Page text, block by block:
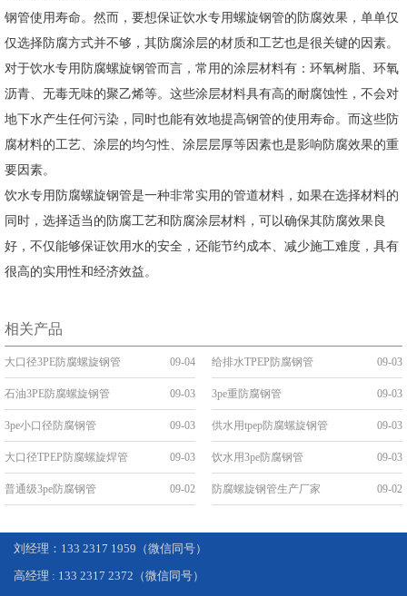
钢管使用寿命。然而，要想保证饮水专用螺旋钢管的防腐效果，单单仅
仅选择防腐方式并不够，其防腐涂层的材质和工艺也是很关键的因素。
对于饮水专用防腐螺旋钢管而言，常用的涂层材料有：环氧树脂、环氧
沥青、无毒无味的聚乙烯等。这些涂层材料具有高的耐腐蚀性，不会对
地下水产生任何污染，同时也能有效地提高钢管的使用寿命。而这些防
腐材料的工艺、涂层的均匀性、涂层层厚等因素也是影响防腐效果的重
要因素。
饮水专用防腐螺旋钢管是一种非常实用的管道材料，如果在选择材料的
同时，选择适当的防腐工艺和防腐涂层材料，可以确保其防腐效果良
好，不仅能够保证饮用水的安全，还能节约成本、减少施工难度，具有
很高的实用性和经济效益。
相关产品
大口径3PE防腐螺旋钢管 09-04 给排水TPEP防腐钢管 09-03
石油3PE防腐螺旋钢管 09-03 3pe重防腐钢管 09-03
3pe小口径防腐钢管 09-03 供水用tpep防腐螺旋钢管 09-03
大口径TPEP防腐螺旋焊管 09-03 饮水用3pe防腐钢管 09-03
普通级3pe防腐钢管 09-02 防腐螺旋钢管生产厂家 09-02
刘经理：133 2317 1959（微信同号）
高经理 : 133 2317 2372（微信同号）